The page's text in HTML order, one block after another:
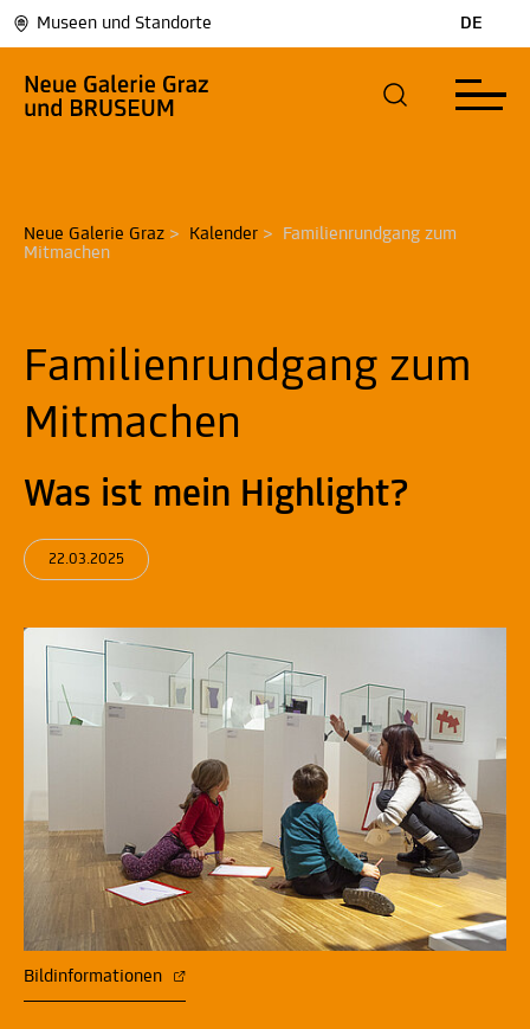
Museen und Standorte DE
Neue Galerie Graz > Kalender >
Familienrundgang zum
Mitmachen
Familienrundgang zum
Mitmachen
Was ist mein Highlight?
22.03.2025
Bildinformationen